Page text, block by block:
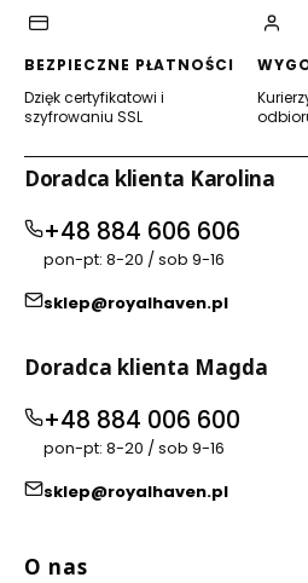
BEZPIECZNE PŁATNOŚCI
Dzięk certyfikatowi i
szyfrowaniu SSL
Doradca klienta Karolina
+48 884 606 606
pon-pt: 8-20 / sob 9-16
sklep@royalhaven.pl
Doradca klienta Magda
+48 884 006 600
pon-pt: 8-20 / sob 9-16
sklep@royalhaven.pl
Linki w stopce
O nas